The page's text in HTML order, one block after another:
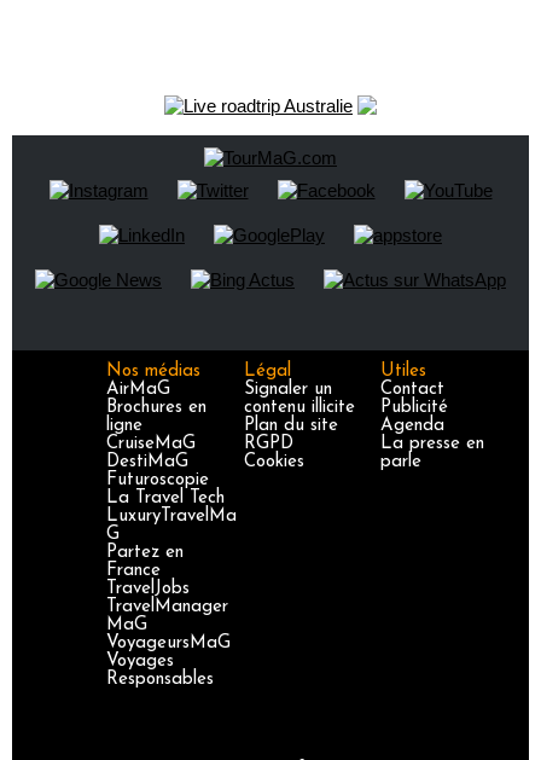
Nos médias
AirMaG
Brochures en
ligne
CruiseMaG
DestiMaG
Futuroscopie
La Travel Tech
LuxuryTravelMa
G
Partez en
France
TravelJobs
TravelManager
MaG
VoyageursMaG
Voyages
Responsables
Légal
Signaler un
contenu illicite
Plan du site
RGPD
Cookies
Utiles
Contact
Publicité
Agenda
La presse en
parle